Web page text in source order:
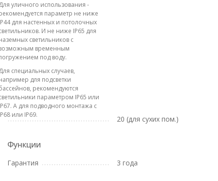
уличного использования -
параметр не ниже
для настенных и потолочных
И не ниже IP65 для
светильников с
временным
под воду.
специальных случаев,
для подсветки
рекомендуются
параметром IP65 или
А для подводного монтажа с
или IP69.
20 (для сухих пом.)
Функции
Гарантия 3 года